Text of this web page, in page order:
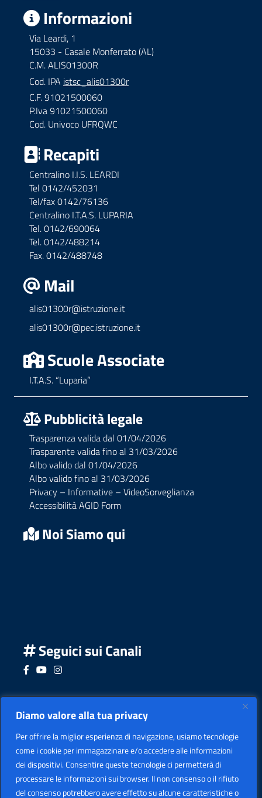
Diamo valore alla tua privacy
Per offrire la miglior esperienza di navigazione, usiamo tecnologie
come i cookie per immagazzinare e/o accedere alle informazioni
dei dispositivi. Consentire queste tecnologie ci permetterà di
processare le informazioni sui browser. Il non consenso o il rifiuto
del consenso potrebbero avere effetto su alcune caratteristiche o
Informazioni
Via Leardi, 1
15033 - Casale Monferrato (AL)
C.M. ALIS01300R
Cod. IPA istsc_alis01300r
C.F. 91021500060
P.Iva 91021500060
Cod. Univoco UFRQWC
Recapiti
Centralino I.I.S. LEARDI
Tel 0142/452031
Tel/fax 0142/76136
Centralino I.T.A.S. LUPARIA
Tel. 0142/690064
Tel. 0142/488214
Fax. 0142/488748
Mail
alis01300r@istruzione.it
alis01300r@pec.istruzione.it
Scuole Associate
I.T.A.S. “Luparia”
Pubblicità legale
Trasparenza valida dal 01/04/2026
Trasparente valida fino al 31/03/2026
Albo valido dal 01/04/2026
Albo valido fino al 31/03/2026
Privacy – Informative – VideoSorveglianza
Accessibilità AGID Form
Noi Siamo qui
Seguici sui Canali
Seguici su Facebook
Seguici su YouTube
Seguici su Instagram